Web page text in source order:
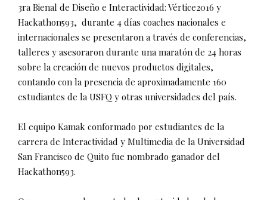
3ra Bienal de Diseño e Interactividad: Vértice2016 y
Hackathon593, durante 4 días coaches nacionales e
internacionales se presentaron a través de conferencias,
talleres y asesoraron durante una maratón de 24 horas
sobre la creación de nuevos productos digitales,
contando con la presencia de aproximadamente 160
estudiantes de la USFQ y otras universidades del país.
El equipo Kamak conformado por estudiantes de la
carrera de Interactividad y Multimedia de la Universidad
San Francisco de Quito fue nombrado ganador del
Hackathon593.